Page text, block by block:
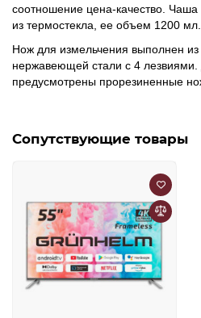
соотношение цена-качество. Чаша
из термостекла, ее объем 1200 мл.
Нож для измельчения выполнен из
нержавеющей стали с 4 лезвиями.
предусмотрены прорезиненные
Сопутствующие товары